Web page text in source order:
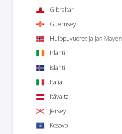
Gibraltar
Guernsey
Huippuvuoret ja Jan Mayen
Irlanti
Islanti
Italia
Itävalta
Jersey
Kosovo